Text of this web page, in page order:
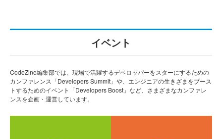
イベント
CodeZine編集部では、現場で活躍するデベロッパーをスターにするための
カンファレンス「Developers Summit」や、エンジニアの生きざまをブース
トするためのイベント「Developers Boost」など、さまざまなカンファレ
ンスを企画・運営しています。